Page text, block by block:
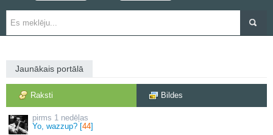
Grupas
Jaunākais portālā
Raksti Bildes
1 nedēļas
Yo, wazzup? [44]